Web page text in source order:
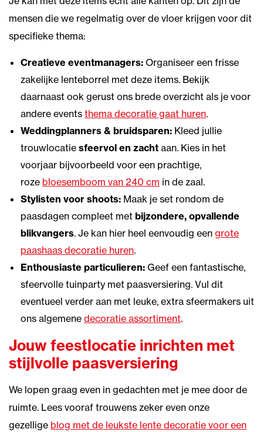
mensen die we regelmatig over de vloer krijgen voor dit
specifieke thema:
Creatieve eventmanagers: Organiseer een frisse
zakelijke lenteborrel met deze items. Bekijk
daarnaast ook gerust ons brede overzicht als je voor
andere events thema decoratie gaat huren.
Weddingplanners & bruidsparen: Kleed jullie
trouwlocatie sfeervol en zacht aan. Kies in het
voorjaar bijvoorbeeld voor een prachtige,
roze bloesemboom van 240 cm in de zaal.
Stylisten voor shoots: Maak je set rondom de
paasdagen compleet met bijzondere, opvallende
blikvangers. Je kan hier heel eenvoudig een grote
paashaas decoratie huren.
Enthousiaste particulieren: Geef een fantastische,
sfeervolle tuinparty met paasversiering. Vul dit
eventueel verder aan met leuke, extra sfeermakers uit
ons algemene decoratie assortiment.
Jouw feestlocatie inrichten met
stijlvolle paasversiering
We lopen graag even in gedachten met je mee door de
ruimte. Lees vooraf trouwens zeker even onze
gezellige blog met de leukste lente decoratie voor een